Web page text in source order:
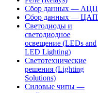
Сбор данных — АЦП
Сбор данных — ЦАП
Светодиоды и
светодиодное
освещение (LEDs and
LED Lighting)
Светотехнические
решения (Lighting
Solutions)
Силовые чипы —